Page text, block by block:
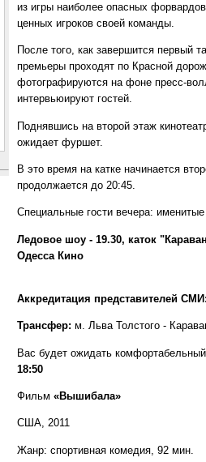
из игры наиболее опасных
ценных игроков своей команды.
После того, как завершится первый
премьеры проходят по Красной
фотографируются на фоне пресс-
интервьюируют гостей.
Поднявшись на второй этаж
ожидает фуршет.
В это время на катке начинается
продолжается до 20:45.
Специальные гости вечера:
Ледовое шоу - 19.30, каток
Одесса Кино
Аккредитация представителей СМИ:
Трансфер: м. Льва Толстого -
Вас будет ожидать комфортабельный
18:50
Фильм «Вышибала»
США, 2011
Жанр: спортивная комедия, 92 мин.